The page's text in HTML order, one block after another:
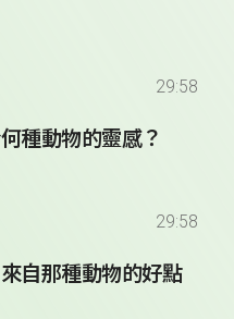
29:58
種動物的靈感？
29:58
自那種動物的好點